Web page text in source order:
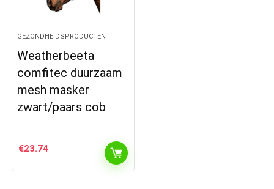
GEZONDHEIDSPRODUCTEN
Weatherbeeta
comfitec duurzaam
mesh masker
zwart/paars cob
€23.74